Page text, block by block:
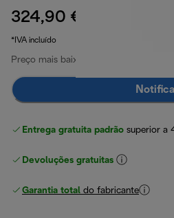
324,90 € preço
*IVA incluído
Preço mais baixo nos últimos 30 dias
Entrega gratuita padrão superior a
Devoluções gratuitas
Garantia total do fabricante